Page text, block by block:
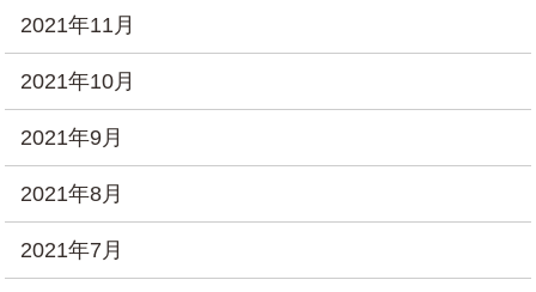
2021年11月
2021年10月
2021年9月
2021年8月
2021年7月